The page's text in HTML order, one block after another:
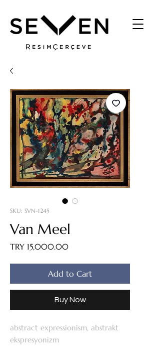
SKU: SVN-1245
Van Meel
TRY 15,000.00Price
Add to Cart
Buy Now
abstract expressionism, abstrakt
ekspresyonizm